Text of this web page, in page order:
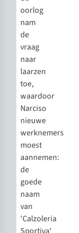
oorlog
nam
de
vraag
naar
laarzen
toe,
waardoor
Narciso
nieuwe
werknemers
moest
aannemen:
de
goede
naam
van
'Calzoleria